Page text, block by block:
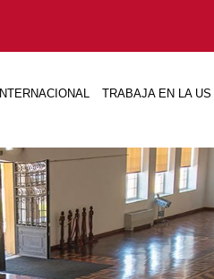
INTERNACIONAL TRABAJA EN LA US